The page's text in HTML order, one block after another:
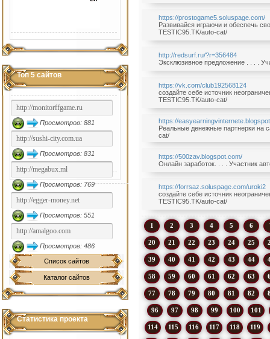
Топ 5 сайтов
Просмотров: 881
Просмотров: 831
Просмотров: 769
Просмотров: 551
Просмотров: 486
Список сайтов
Каталог сайтов
Статистика проекта
https://prostogame5.soluspage.com/
Развивайся играючи и обеспечь
TESTIC95.TK/auto-cat/
http://redsurf.ru/?r=356484
Эксклюзивнoе предложениe . . . .
https://vk.com/club192568124
создайте себе источник
TESTIC95.TK/auto-cat/
https://
Реальные денежные партнерки на
cat/
https://500zav.blogspot.com/
Онлайн заработок. . . . Участник
https://forrsaz.soluspage.com/uroki2
создайте себе источник
TESTIC95.TK/auto-cat/
1 2 3 4 5 6
20 21 22 23 24 25
39 40 41 42 43 44
58 59 60 61 62 63
77 78 79 80 81 82
96 97 98 99 100 101
114 115 116 117 118 119